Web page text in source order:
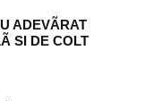
ADEVÃRAT
SI DE COLT